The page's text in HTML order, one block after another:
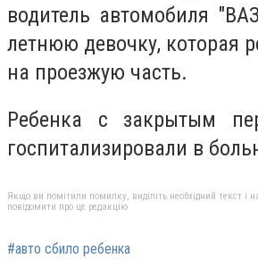
водитель автомобиля
летнюю девочку, которая
на проезжую часть.
Ребенка с закрытым
госпитализировали в
Якщо ви помітили помилку, виділіть необхідний текст і
повідомити про це редакцію
#авто сбило ребенка